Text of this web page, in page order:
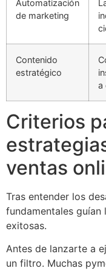
Automatización
de marketing
Contenido
estratégico
a
Criterios
ventas
Tras entender los
fundamentales
exitosas.
Antes de lanzarte a
un filtro. Muchas